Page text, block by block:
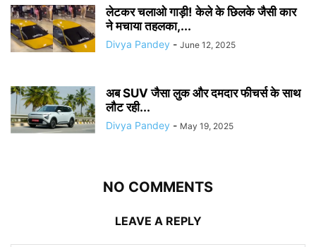
लेटकर चलाओ गाड़ी! केले के छिलके जैसी कार
ने मचाया तहलका,...
Divya Pandey - June 12, 2025
अब SUV जैसा लुक और दमदार फीचर्स के साथ
लौट रही...
Divya Pandey - May 19, 2025
NO COMMENTS
LEAVE A REPLY